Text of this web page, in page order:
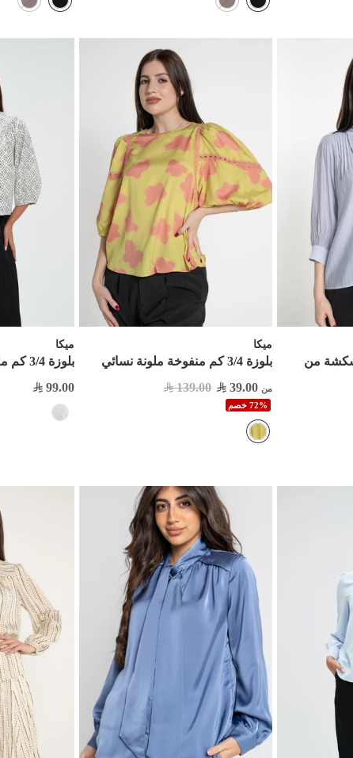
مكشكشة من
ميكا
بلوزة 3/4 كم منفوخة ملونة نسائي
من 39.00
139.00
72% خصم
ميكا
بلوزة 3/4 كم منقوشة بنصف ياقة
99.00